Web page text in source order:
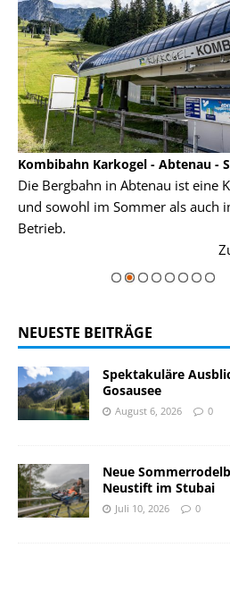
Kombibahn Karkogel - Abtenau -
Die Bergbahn in Abtenau ist eine
und sowohl im Sommer als auch
Betrieb.
NEUESTE BEITRÄGE
Spektakuläre
Gosausee
August 6, 2026 0
Neue
Neustift im Stubai
Juli 10, 2026 0